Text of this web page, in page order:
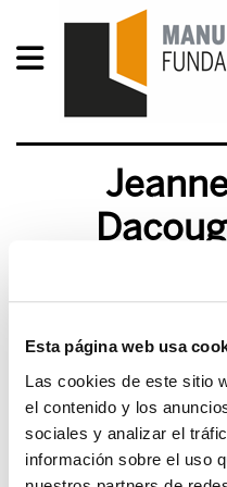
Esta página web usa
Las cookies de este sitio
el contenido y los
sociales y analizar el
información sobre el uso
construir
con
2018/07/25
"La gente migra